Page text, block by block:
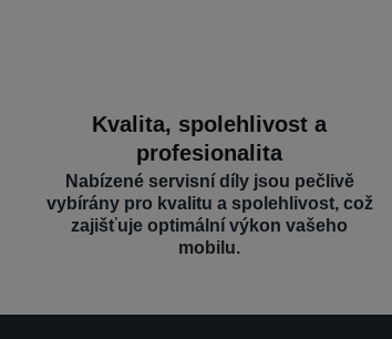
Kvalita, spolehlivost a
profesionalita
Nabízené servisní díly jsou pečlivě
vybírány pro kvalitu a spolehlivost, což
zajišťuje optimální výkon vašeho
mobilu.